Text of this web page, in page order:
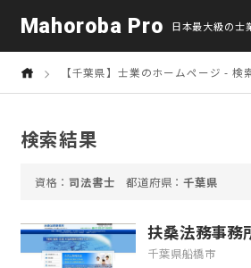
Mahoroba Pro 日本最大級の士
【千葉県】士業のホームページ - 検
検索結果
司法書士 千葉県
扶桑法務事務
千葉県船橋市